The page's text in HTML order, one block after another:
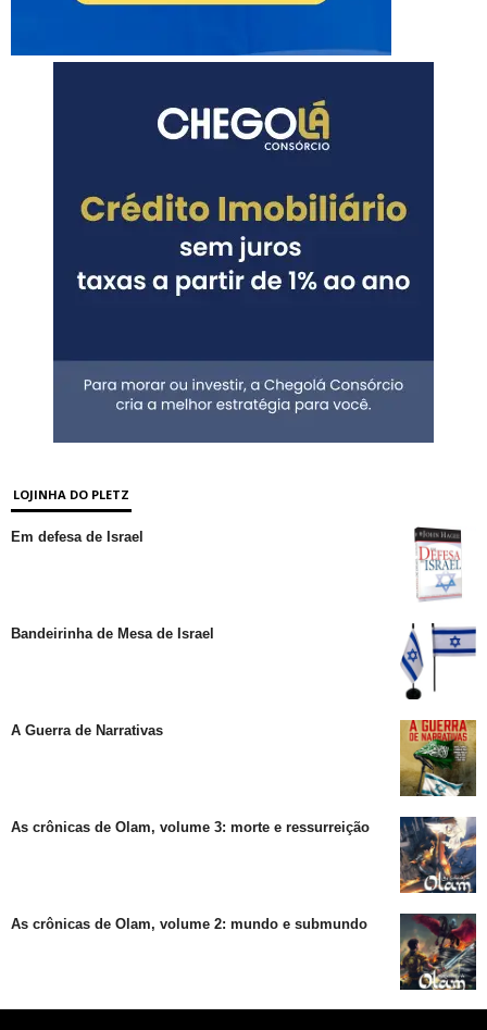
LOJINHA DO PLETZ
Em defesa de Israel
Bandeirinha de Mesa de Israel
A Guerra de Narrativas
As crônicas de Olam, volume 3: morte e ressurreição
As crônicas de Olam, volume 2: mundo e submundo